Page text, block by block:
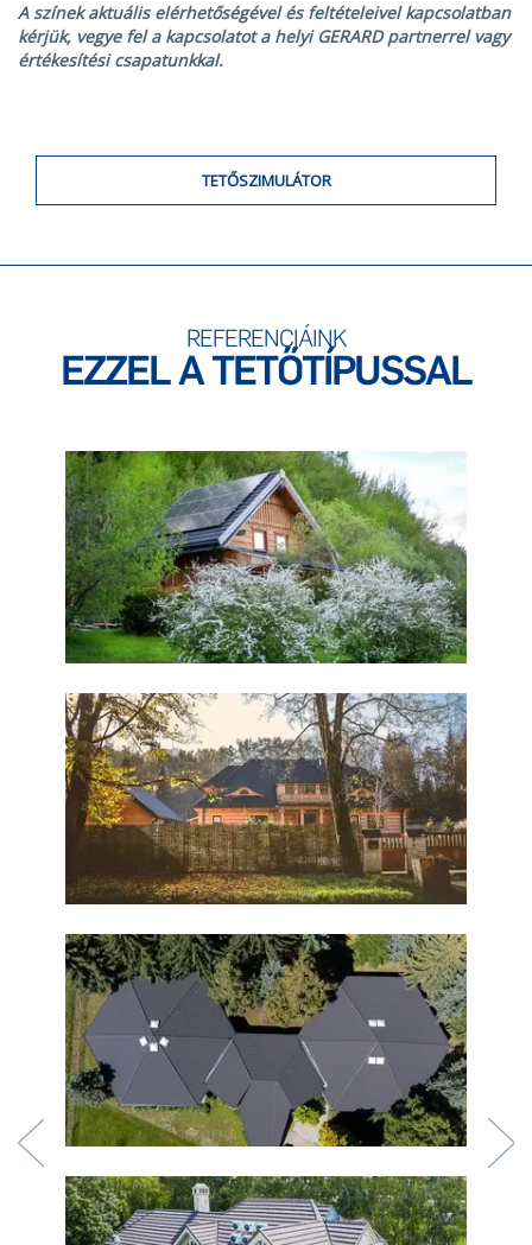
A színek aktuális elérhetőségével és feltételeivel kapcsolatban
kérjük, vegye fel a kapcsolatot a helyi GERARD partnerrel vagy
értékesítési csapatunkkal.
TETŐSZIMULÁTOR
REFERENCIÁINK
EZZEL A TETŐTÍPUSSAL